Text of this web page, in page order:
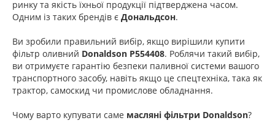
ринку та якість їхньої продукції підтверджена часом.
Одним із таких брендів є Дональдсон.
Ви зробили правильний вибір, якщо вирішили купити
фільтр оливний Donaldson P554408. Роблячи такий вибір,
ви отримуєте гарантію безпеки паливної системи вашого
транспортного засобу, навіть якщо це спецтехніка, така як
трактор, самоскид чи промислове обладнання.
Чому варто купувати саме масляні фільтри Donaldson?